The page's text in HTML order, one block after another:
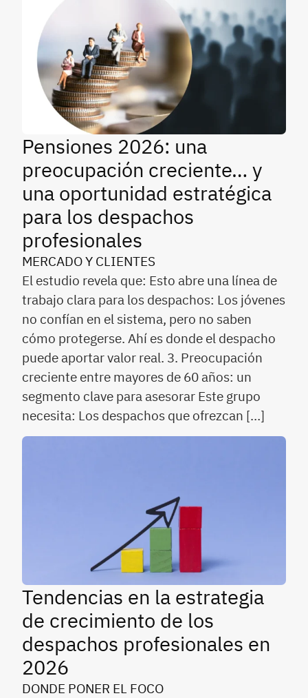
Pensiones 2026: una
preocupación creciente… y
una oportunidad estratégica
para los despachos
profesionales
MERCADO Y CLIENTES
El estudio revela que: Esto abre una línea de
trabajo clara para los despachos: Los jóvenes
no confían en el sistema, pero no saben
cómo protegerse. Ahí es donde el despacho
puede aportar valor real. 3. Preocupación
creciente entre mayores de 60 años: un
segmento clave para asesorar Este grupo
necesita: Los despachos que ofrezcan […]
Tendencias en la estrategia
de crecimiento de los
despachos profesionales en
2026
DONDE PONER EL FOCO